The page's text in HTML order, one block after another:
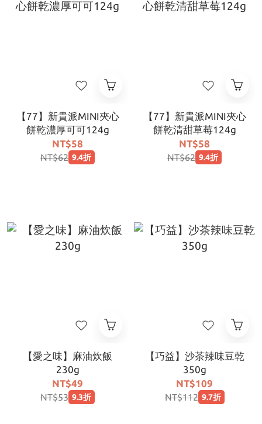
【77】新貴派MINI夾心
餅乾濃厚可可124g
NT$58
NT$62 9.4折
【77】新貴派MINI夾心
餅乾清甜草莓124g
NT$58
NT$62 9.4折
【愛之味】麻油炊飯
230g
NT$49
NT$53 9.3折
【巧益】沙茶辣味豆乾
350g
NT$109
NT$112 9.7折